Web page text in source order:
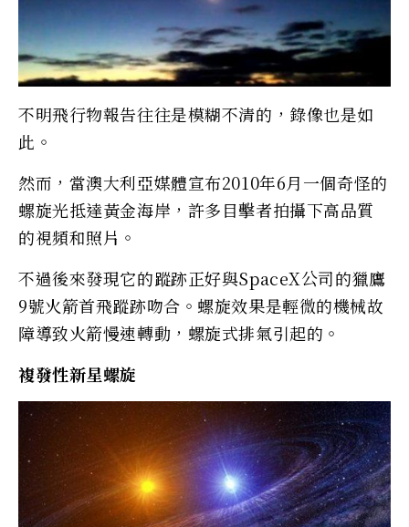
不明飛行物報告往往是模糊不清的，錄像也是如
此。
然而，當澳大利亞媒體宣布2010年6月一個奇怪的
螺旋光抵達黃金海岸，許多目擊者拍攝下高品質
的視頻和照片。
不過後來發現它的蹤跡正好與SpaceX公司的獵鷹
9號火箭首飛蹤跡吻合。螺旋效果是輕微的機械故
障導致火箭慢速轉動，螺旋式排氣引起的。
複發性新星螺旋